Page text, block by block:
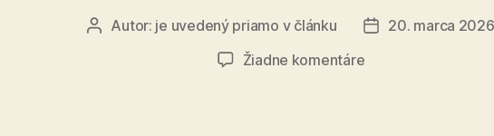
AutorAutor: je uvedený priamo v článku
Dátum20. marca 2026
Žiadne komentárena